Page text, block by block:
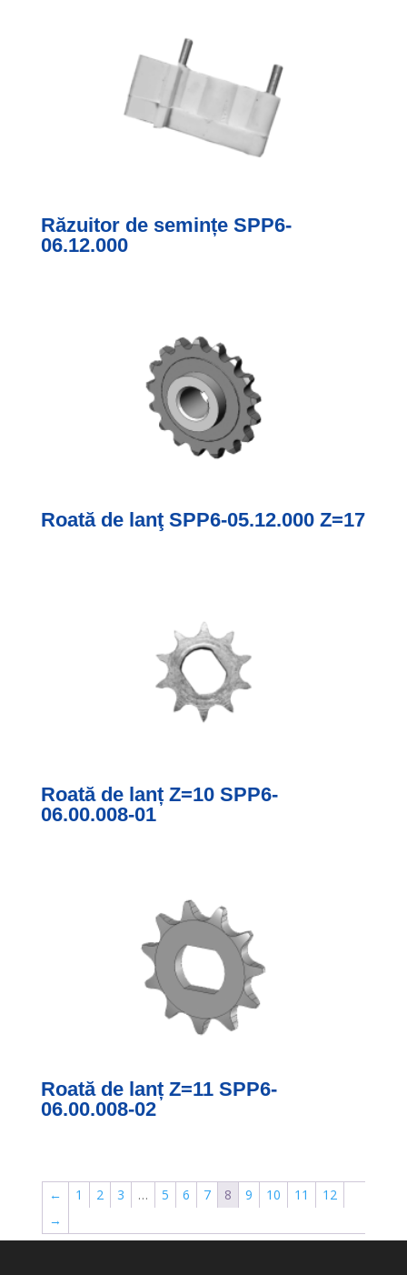
Răzuitor de semințe SPP6-
06.12.000
Roată de lanţ SPP6-05.12.000 Z=17
Roată de lanț Z=10 SPP6-
06.00.008-01
Roată de lanț Z=11 SPP6-
06.00.008-02
← 1 2 3 … 5 6 7 8 9 10 11
12
→